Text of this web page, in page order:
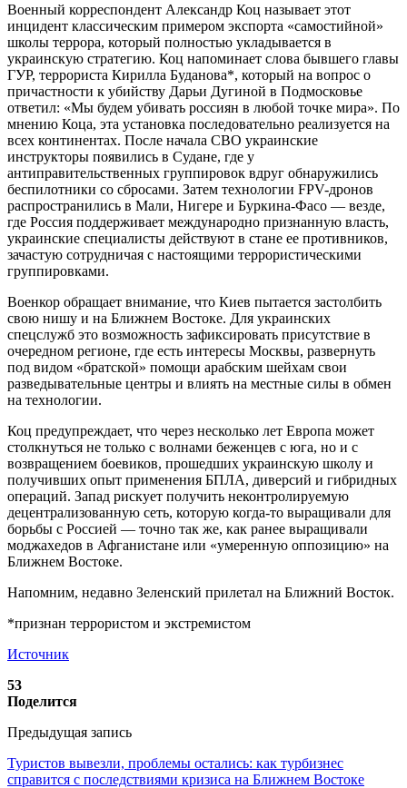
Военный корреспондент Александр Коц называет этот
инцидент классическим примером экспорта «самостийной»
школы террора, который полностью укладывается в
украинскую стратегию. Коц напоминает слова бывшего главы
ГУР, террориста Кирилла Буданова*, который на вопрос о
причастности к убийству Дарьи Дугиной в Подмосковье
ответил: «Мы будем убивать россиян в любой точке мира». По
мнению Коца, эта установка последовательно реализуется на
всех континентах. После начала СВО украинские
инструкторы появились в Судане, где у
антиправительственных группировок вдруг обнаружились
беспилотники со сбросами. Затем технологии FPV-дронов
распространились в Мали, Нигере и Буркина-Фасо — везде,
где Россия поддерживает международно признанную власть,
украинские специалисты действуют в стане ее противников,
зачастую сотрудничая с настоящими террористическими
группировками.
Военкор обращает внимание, что Киев пытается застолбить
свою нишу и на Ближнем Востоке. Для украинских
спецслужб это возможность зафиксировать присутствие в
очередном регионе, где есть интересы Москвы, развернуть
под видом «братской» помощи арабским шейхам свои
разведывательные центры и влиять на местные силы в обмен
на технологии.
Коц предупреждает, что через несколько лет Европа может
столкнуться не только с волнами беженцев с юга, но и с
возвращением боевиков, прошедших украинскую школу и
получивших опыт применения БПЛА, диверсий и гибридных
операций. Запад рискует получить неконтролируемую
децентрализованную сеть, которую когда-то выращивали для
борьбы с Россией — точно так же, как ранее выращивали
моджахедов в Афганистане или «умеренную оппозицию» на
Ближнем Востоке.
Напомним, недавно Зеленский прилетал на Ближний Восток.
*признан террористом и экстремистом
Источник
53
Поделится
Предыдущая запись
Туристов вывезли, проблемы остались: как турбизнес
справится с последствиями кризиса на Ближнем Востоке